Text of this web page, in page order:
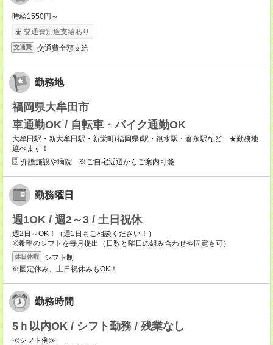
時給1550円～
交通費別途支給あり
交通費 交通費全額支給
勤務地
福岡県大牟田市
車通勤OK / 自転車・バイク通勤OK
大牟田駅・新大牟田駅・新栄町(福岡県)駅・銀水駅・倉永駅など ★勤務地
選べます！
介護施設や病院 ※ご自宅近辺からご案内可能
勤務曜日
週1OK / 週2～3 / 土日祝休
週2日～OK！（週1日もご相談ください！）
※希望のシフトを毎月提出（日数と曜日の組み合わせや固定も可）
休日休暇
シフト制
※固定休み、土日祝休みもOK！
勤務時間
5ｈ以内OK / シフト勤務 / 残業なし
≪シフト例≫